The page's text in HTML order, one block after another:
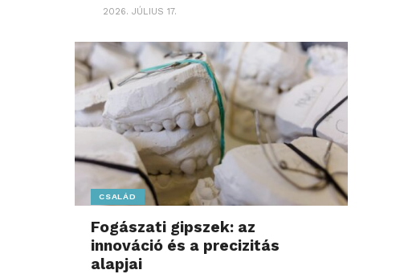
2026. JÚLIUS 17.
CSALÁD
Fogászati gipszek: az
innováció és a precizitás
alapjai